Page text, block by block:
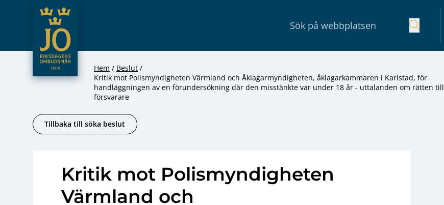
Hoppa till innehåll
JO – Riksdagens Ombudsmän
Hem
Beslut
Kritik mot Polismyndigheten Värmland och Åklagarmyndigheten, åklagarkammaren i Karlstad, för
handläggningen av en förundersökning där den misstänkte var under 18 år - uttalanden om rätten till
försvarare
Tillbaka till söka beslut
Kritik mot Polismyndigheten
Värmland och